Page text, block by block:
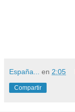
España... en 2:05
Compartir